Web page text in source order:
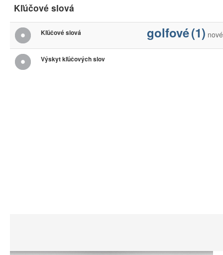
Kľúčové slová
Kľúčové slová golfové(1) nové
Výskyt kľúčových slov